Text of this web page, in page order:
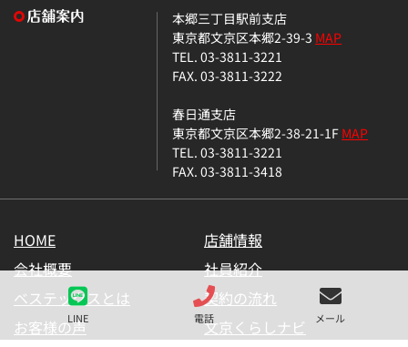
LINE 電話 メール
本郷三丁目駅前支店
東京都文京区本郷2-39-3 MAP
TEL. 03-3811-3221
FAX. 03-3811-3222
春日通支店
東京都文京区本郷2-38-21-1FMAP
TEL. 03-3811-3221
FAX. 03-3811-3418
HOME
店舗情報
会社概要
社員紹介
ベステックスとは
契約の流れ
お客様の声
文京くらしナビ